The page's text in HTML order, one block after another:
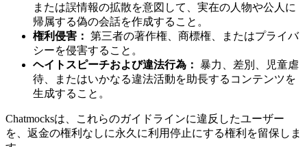
または誤情報の拡散を意図して、実在の人物や公人に
帰属する偽の会話を作成すること。
権利侵害： 第三者の著作権、商標権、またはプライバ
シーを侵害すること。
ヘイトスピーチおよび違法行為： 暴力、差別、児童虐
待、またはいかなる違法活動を助長するコンテンツを
生成すること。
Chatmocksは、これらのガイドラインに違反したユーザー
を、返金の権利なしに永久に利用停止にする権利を留保しま